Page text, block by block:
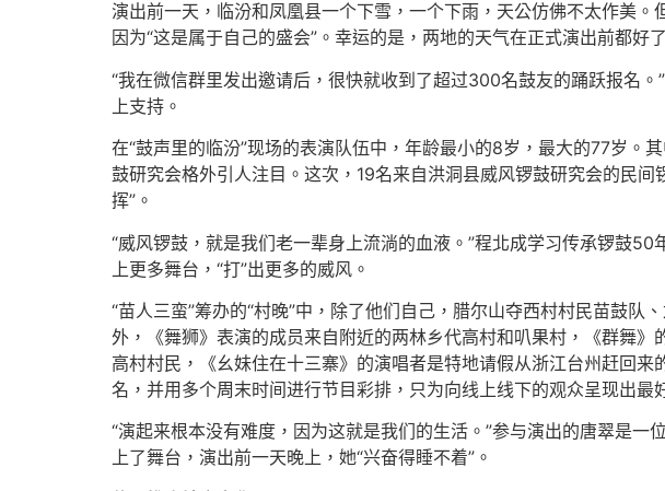
演出前一天，临汾和凤凰县一个下雪，一个下雨，天公仿佛不太作美。
因为“这是属于自己的盛会”。幸运的是，两地的天气在正式演出前都好
“我在微信群里发出邀请后，很快就收到了超过300名鼓友的踊跃报名
上支持。
在“鼓声里的临汾”现场的表演队伍中，年龄最小的8岁，最大的77岁
鼓研究会格外引人注目。这次，19名来自洪洞县威风锣鼓研究会的民
挥”。
“威风锣鼓，就是我们老一辈身上流淌的血液。”程北成学习传承锣鼓
上更多舞台，“打”出更多的威风。
“苗人三蛮”筹办的“村晚”中，除了他们自己，腊尔山夺西村村民苗鼓队
外，《舞狮》表演的成员来自附近的两林乡代高村和叭果村，《群舞
高村村民，《幺妹住在十三寨》的演唱者是特地请假从浙江台州赶回
名，并用多个周末时间进行节目彩排，只为向线上线下的观众呈现出最
“演起来根本没有难度，因为这就是我们的生活。”参与演出的唐翠是
上了舞台，演出前一天晚上，她“兴奋得睡不着”。